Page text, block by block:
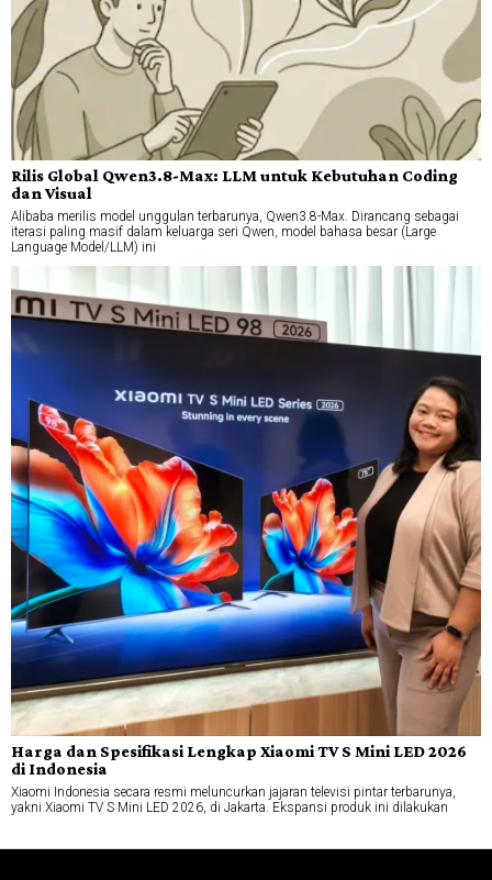
Rilis Global Qwen3.8-Max: LLM untuk Kebutuhan Coding
dan Visual
Alibaba merilis model unggulan terbarunya, Qwen3.8-Max. Dirancang sebagai
iterasi paling masif dalam keluarga seri Qwen, model bahasa besar (Large
Language Model/LLM) ini
Harga dan Spesifikasi Lengkap Xiaomi TV S Mini LED 2026
di Indonesia
Xiaomi Indonesia secara resmi meluncurkan jajaran televisi pintar terbarunya,
yakni Xiaomi TV S Mini LED 2026, di Jakarta. Ekspansi produk ini dilakukan